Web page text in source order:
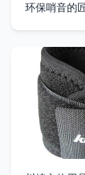
环保哨音的